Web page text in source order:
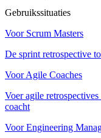
Gebruikssituaties
Voor Scrum Masters
De sprint retrospective
Voor Agile Coaches
Voer agile
coacht
Voor Engineering